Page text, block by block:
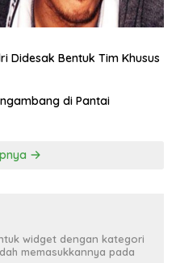
Didesak Bentuk Tim Khusus
di Pantai
widget dengan kategori
memasukkannya pada